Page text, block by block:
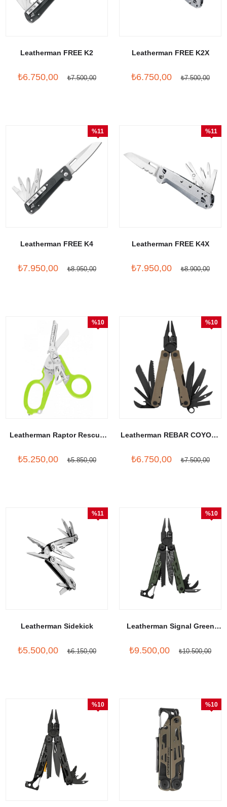
Leatherman FREE K2
₺6.750,00 ₺7.500,00
Leatherman FREE K2X
₺6.750,00 ₺7.500,00
Leatherman FREE K4
₺7.950,00 ₺8.950,00
%11
İndirim
Leatherman FREE K4X
₺7.950,00 ₺8.900,00
%11
Leatherman Raptor Rescue
₺5.250,00 ₺5.850,00
%10
Leatherman REBAR COYOTE
₺6.750,00 ₺7.500,00
%10
Leatherman Sidekick
₺5.500,00 ₺6.150,00
%11
Leatherman Signal Green
₺9.500,00 ₺10.500,00
%10
%10
%10